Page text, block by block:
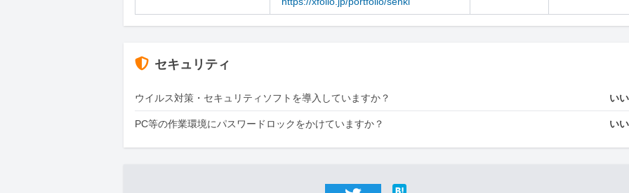
セキュリティ
ウイルス対策・セキュリティソフトを導入していますか？ い
PC等の作業環境にパスワードロックをかけていますか？ い